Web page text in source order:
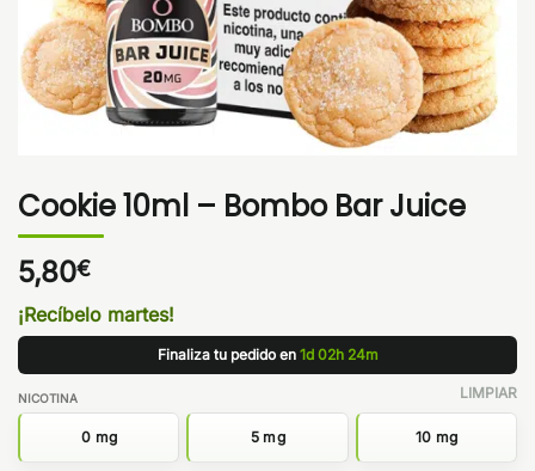
Cookie 10ml – Bombo Bar Juice
5,80€
¡Recíbelo martes!
Finaliza tu pedido en 1d 02h 24m
NICOTINA
0 mg 5 mg 10 mg
LIMPIAR